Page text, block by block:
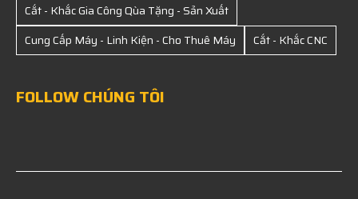
Cắt - Khắc Gia Công Qùa Tặng - Sản Xuất
Cung Cấp Máy - Linh Kiện - Cho Thuê Máy
Cắt - Khắc CNC
FOLLOW CHÚNG TÔI